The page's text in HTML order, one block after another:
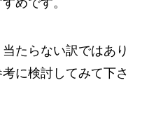
めです。
たらない訳ではあり
に検討してみて下さ